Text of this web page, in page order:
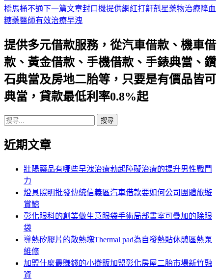
章
航
列
橋馬桶不通下一篇文章封口機提供網紅打鼾剋星藥物治療降血
糖藥醫師有效治療早洩
提供多元借款服務，從汽車借款、機車借
款、黃金借款、手機借款、手錶典當、鑽
石典當及房地二胎等，只要是有價品皆可
典當，貸款最低利率0.8%起
搜
關
近期文章
壯陽藥品有哪些早洩治療勃起障礙治療的提升男性戰鬥
力
燈具照明批發傳統信義區汽車借款要如何公司團體旅遊
賞鯨
彰化眼科的創業做生意眼袋手術局部畫室可疊加的除眼
袋
導熱矽膠片的散熱塊Thermal pad為自發熱貼休憩區熱泵
維修
加盟什麼最賺錢的小攤販加盟彰化房屋二胎市場新竹融
資